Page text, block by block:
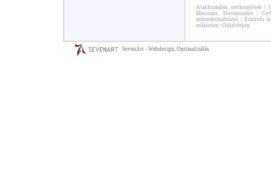
Alakformálás, testkezelések
Masszázs, Testmasszázs
mikrodermabrázió |Esküvői
műköröm Oldaltérkép
SevenArt - Webdesign, Optimalizálás